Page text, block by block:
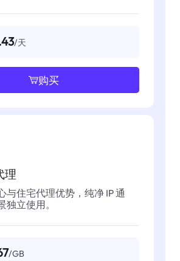
/天
购买
理
与住宅代理优势，纯净 IP 通
独立使用。
/GB